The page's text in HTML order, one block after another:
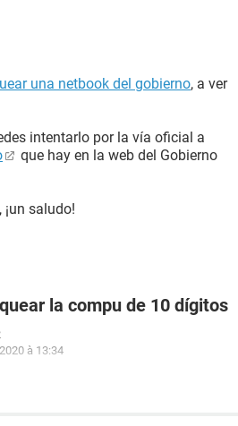
una netbook del gobierno, a ver
intentarlo por la vía oficial a
que hay en la web del Gobierno
saludo!
la compu de 10 dígitos
à 13:34